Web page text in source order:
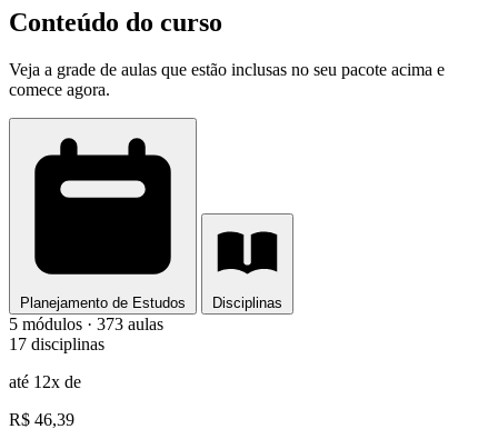
Conteúdo do curso
Veja a grade de aulas que estão inclusas no seu pacote acima e
comece agora.
Planejamento de Estudos Disciplinas
5 módulos · 373 aulas
17 disciplinas
até 12x de
R$ 46,39